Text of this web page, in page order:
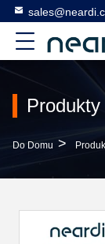
Produkty
Do Domu >